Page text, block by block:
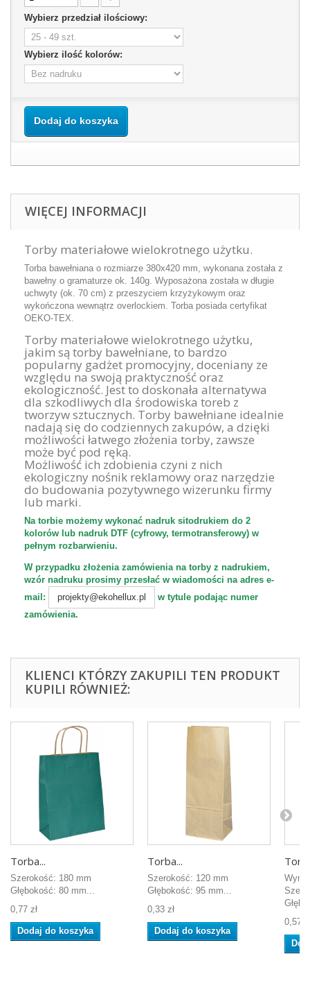
Wybierz przedział ilościowy:
Wybierz ilość kolorów:
Dodaj do koszyka
WIĘCEJ INFORMACJI
Torby materiałowe wielokrotnego użytku.
Torba bawełniana o rozmiarze 380x420 mm, wykonana została z
bawełny o gramaturze ok. 140g. Wyposażona została w długie
uchwyty (ok. 70 cm) z przeszyciem krzyżykowym oraz
wykończona wewnątrz overlockiem. Torba posiada certyfikat
OEKO-TEX.
Torby materiałowe wielokrotnego użytku,
jakim są torby bawełniane, to bardzo
popularny gadżet promocyjny, doceniany ze
względu na swoją praktyczność oraz
ekologiczność. Jest to doskonała alternatywa
dla szkodliwych dla środowiska toreb z
tworzyw sztucznych. Torby bawełniane idealnie
nadają się do codziennych zakupów, a dzięki
możliwości łatwego złożenia torby, zawsze
może być pod ręką.
Możliwość ich zdobienia czyni z nich
ekologiczny nośnik reklamowy oraz narzędzie
do budowania pozytywnego wizerunku firmy
lub marki.
Na torbie możemy wykonać nadruk sitodrukiem do 2
kolorów lub nadruk DTF (cyfrowy, termotransferowy) w
pełnym rozbarwieniu.
W przypadku złożenia zamówienia na torby z nadrukiem,
wzór nadruku prosimy przesłać w wiadomości na adres e-
mail:
projekty@ekohellux.pl
w tytule podając numer
zamówienia.
KLIENCI KTÓRZY ZAKUPILI TEN PRODUKT
KUPILI RÓWNIEŻ:
Torba...
Szerokość: 180 mm
Głębokość: 80 mm...
0,77 zł
Dodaj do koszyka
Torba...
Szerokość: 120 mm
Głębokość: 95 mm...
0,33 zł
Dodaj do koszyka
0,57